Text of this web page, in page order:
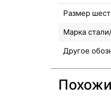
Размер
Марка
Другое